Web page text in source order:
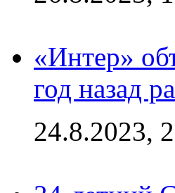
«Интер»
год назад
24.8.2023,